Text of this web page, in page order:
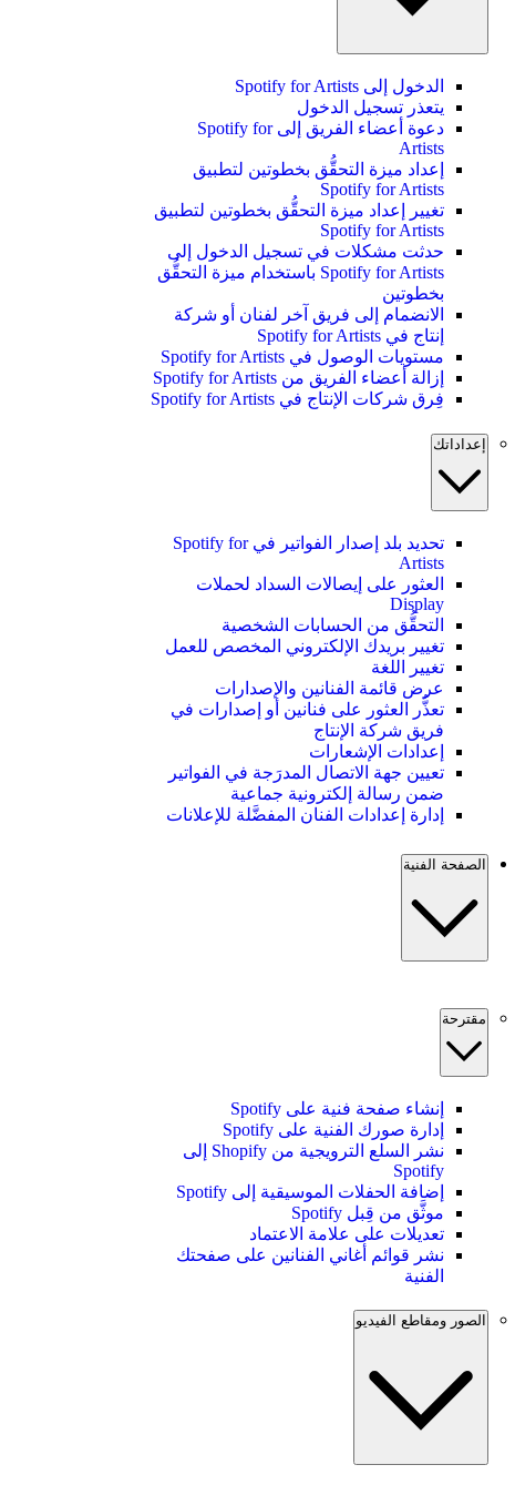
الدخول إلى Spotify for Artists
يتعذر تسجيل الدخول
دعوة أعضاء الفريق إلى Spotify for
Artists
إعداد ميزة التحقُّق بخطوتين لتطبيق
Spotify for Artists
تغيير إعداد ميزة التحقُّق بخطوتين لتطبيق
Spotify for Artists
حدثت مشكلات في تسجيل الدخول إلى
Spotify for Artists باستخدام ميزة التحقُّق
بخطوتين
الانضمام إلى فريق آخر لفنان أو شركة
إنتاج في Spotify for Artists
مستويات الوصول في Spotify for Artists
إزالة أعضاء الفريق من Spotify for Artists
فِرق شركات الإنتاج في Spotify for Artists
إعداداتك
تحديد بلد إصدار الفواتير في Spotify for
Artists
العثور على إيصالات السداد لحملات
Display
التحقُّق من الحسابات الشخصية
تغيير بريدك الإلكتروني المخصص للعمل
تغيير اللغة
عرض قائمة الفنانين والإصدارات
تعذُّر العثور على فنانين أو إصدارات في
فريق شركة الإنتاج
إعدادات الإشعارات
تعيين جهة الاتصال المدرَجة في الفواتير
ضمن رسالة إلكترونية جماعية
إدارة إعدادات الفنان المفضَّلة للإعلانات
الصفحة الفنية
مقترحة
إنشاء صفحة فنية على Spotify
إدارة صورك الفنية على Spotify
نشر السلع الترويجية من Shopify إلى
Spotify
إضافة الحفلات الموسيقية إلى Spotify
موثَّق من قِبل Spotify
تعديلات على علامة الاعتماد
نشر قوائم أغاني الفنانين على صفحتك
الفنية
الصور ومقاطع الفيديو